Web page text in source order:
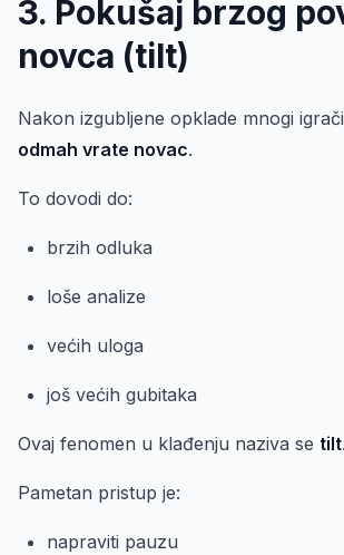
3. Pokušaj brzog
novca (tilt)
Nakon izgubljene opklade mnogi
odmah vrate novac.
To dovodi do:
brzih odluka
loše analize
većih uloga
još većih gubitaka
Ovaj fenomen u klađenju naziva se tilt.
Pametan pristup je:
napraviti pauzu